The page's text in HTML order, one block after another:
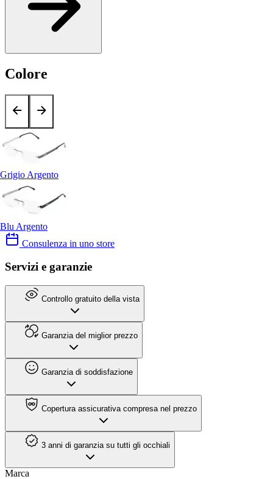
Colore
Grigio Argento
Blu Argento
Consulenza in uno store
Servizi e garanzie
Controllo gratuito della vista
Garanzia del miglior prezzo
Garanzia di soddisfazione
Copertura assicurativa compresa nel prezzo
3 anni di garanzia su tutti gli occhiali
Marca